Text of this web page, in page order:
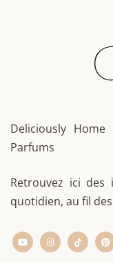
Deliciously
Parfums
Retrouvez ici
quotidien, au fil